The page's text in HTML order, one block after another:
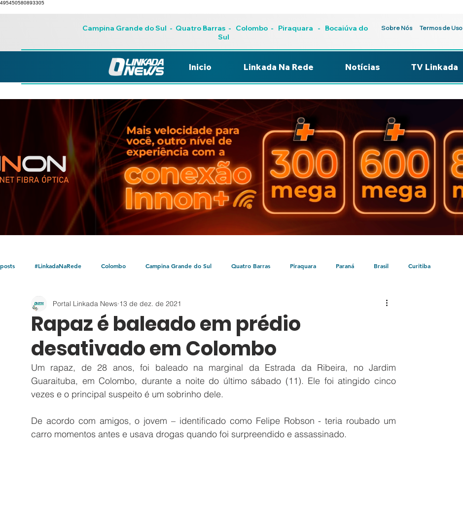
495450580893305
Campina Grande do Sul - Quatro Barras- Colombo- Piraquara - Bocaiúva do
Sul
Sobre Nós Termos de Uso
Inicio Linkada Na Rede Notícias TV Linkada
#LinkadaNaRede Colombo Campina Grande do Sul Quatro Barras Piraquara Paraná Brasil Curitiba
Policial Bocaiúva do Sul Litoral Parceria Linkada
Rapaz é baleado em prédio
desativado em Colombo
Portal Linkada News 13 de dez. de 2021
Um rapaz, de 28 anos, foi baleado na marginal da Estrada da Ribeira, no Jardim
Guaraituba, em Colombo, durante a noite do último sábado (11). Ele foi atingido cinco
vezes e o principal suspeito é um sobrinho dele.
De acordo com amigos, o jovem – identificado como Felipe Robson - teria roubado um
carro momentos antes e usava drogas quando foi surpreendido e assassinado.